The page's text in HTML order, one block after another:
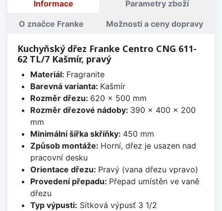
Informace Parametry zboží
O značce Franke Možnosti a ceny dopravy
Kuchyňský dřez Franke Centro CNG 611-
62 TL/7 Kašmír, pravý
Materiál: Fragranite
Barevná varianta: Kašmír
Rozměr dřezu: 620 x 500 mm
Rozměr dřezové nádoby: 390 x 400 x 200
mm
Minimální šířka skříňky: 450 mm
Způsob montáže: Horní, dřez je usazen nad
pracovní desku
Orientace dřezu: Pravý (vana dřezu vpravo)
Provedení přepadu: Přepad umístěn ve vaně
dřezu
Typ výpusti: Sítková výpusť 3 1/2